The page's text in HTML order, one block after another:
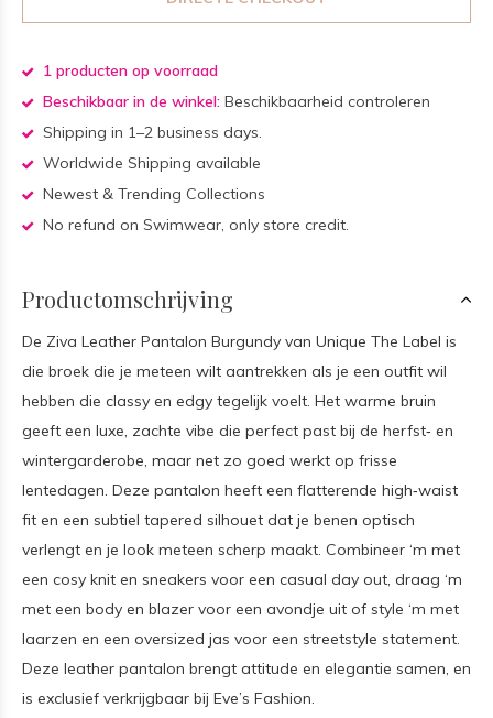
1 producten op voorraad
Beschikbaar in de winkel: Beschikbaarheid controleren
Shipping in 1–2 business days.
Worldwide Shipping available
Newest & Trending Collections
No refund on Swimwear, only store credit.
Productomschrijving
De Ziva Leather Pantalon Burgundy van Unique The Label is
die broek die je meteen wilt aantrekken als je een outfit wil
hebben die classy en edgy tegelijk voelt. Het warme bruin
geeft een luxe, zachte vibe die perfect past bij de herfst‑ en
wintergarderobe, maar net zo goed werkt op frisse
lentedagen. Deze pantalon heeft een flatterende high‑waist
fit en een subtiel tapered silhouet dat je benen optisch
verlengt en je look meteen scherp maakt. Combineer ‘m met
een cosy knit en sneakers voor een casual day out, draag ‘m
met een body en blazer voor een avondje uit of style ‘m met
laarzen en een oversized jas voor een streetstyle statement.
Deze leather pantalon brengt attitude en elegantie samen, en
is exclusief verkrijgbaar bij Eve’s Fashion.